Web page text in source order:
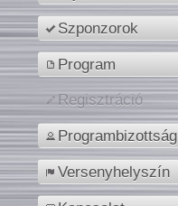
Szponzorok
Program
Regisztráció
Programbizottság
Versenyhelyszín